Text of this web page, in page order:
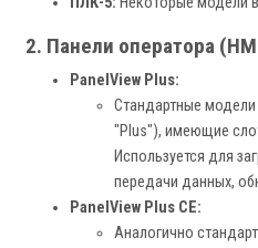
2. Панели оператора
PanelView Plus:
Стандартные модели
"Plus"), имеющие
Используется для
передачи данных,
PanelView Plus CE:
Аналогично